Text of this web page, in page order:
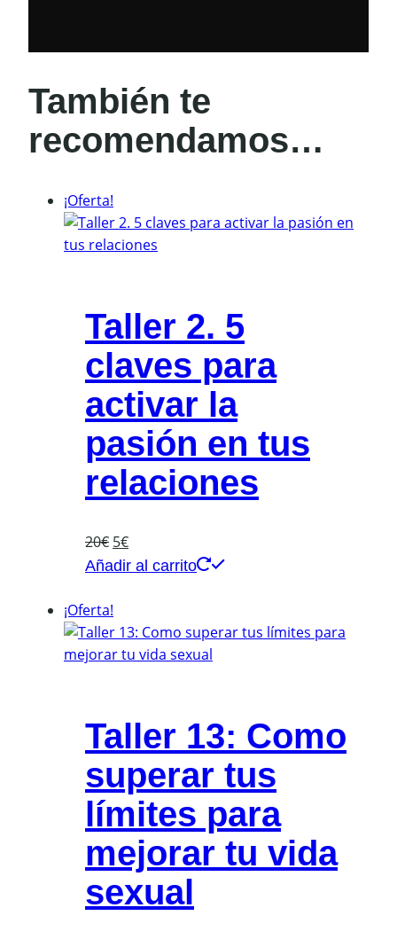
También te
recomendamos…
¡Oferta!
Taller 2. 5
claves para
activar la
pasión en tus
relaciones
20€ El
precio
era:
20€.
5€El
precio
5€.
Añadir al carrito
¡Oferta!
Taller 13: Como
superar tus
límites para
mejorar tu vida
sexual